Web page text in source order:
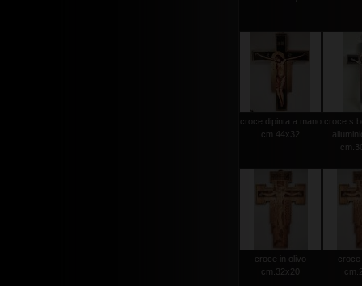
croce dipinta a mano
cm.44x32
croce
croce in olivo
cm.32x20
croce